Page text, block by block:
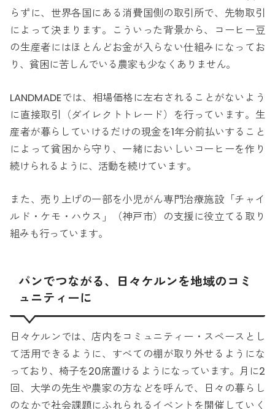
らずに、世界各国にある消費国側の取引所で、先物取引
によって決まります。こういった背景から、コーヒー豆
の生産者にはほとんどお金が入らない仕組みになってお
り、貧困に苦しんでいる農家も少なくありません。
LANDMADEでは、相場価格に左右されることがないよう
に直接取引（ダイレクトトレード）を行っています。生
産者が暮らしていけるだけの現金を1年分前払いすること
によって貧困から守り、一緒においしいコーヒーを作り
続けられるように、活動を続けています。
また、売り上げの一部を小児がん専門治療施設「チャイ
ルド・ケモ・ハウス」（神戸市）の支援に役立てる取り
組みも行っています。
パンでつながる、日々ケルンを地域のコミ
ュニティーに
日々ケルンでは、店内をコミュニティー・スペースとし
て活用できるように、すべての棚が取り外せるようにな
っており、椅子を20席置けるようになっています。月に2
回、大学の先生や農家の方などを呼んで、日々の暮らし
のなかで社会課題にふれられるイベントを開催していく